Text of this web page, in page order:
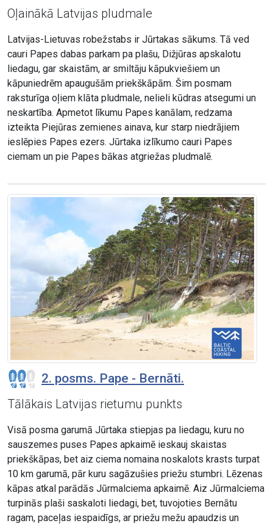
Oļainākā Latvijas pludmale
Latvijas-Lietuvas robežstabs ir Jūrtakas sākums. Tā ved
cauri Papes dabas parkam pa plašu, Dižjūras apskalotu
liedagu, gar skaistām, ar smiltāju kāpukviešiem un
kāpuniedrēm apaugušām priekškāpām. Šim posmam
raksturīga oļiem klāta pludmale, nelieli kūdras atsegumi un
neskartība. Apmetot līkumu Papes kanālam, redzama
izteikta Piejūras zemienes ainava, kur starp niedrājiem
ieslēpies Papes ezers. Jūrtaka izlīkumo cauri Papes
ciemam un pie Papes bākas atgriežas pludmalē.
2. posms. Pape - Bernāti.
Tālākais Latvijas rietumu punkts
Visā posma garumā Jūrtaka stiepjas pa liedagu, kuru no
sauszemes puses Papes apkaimē ieskauj skaistas
priekškāpas, bet aiz ciema nomaina noskalots krasts turpat
10 km garumā, pār kuru sagāzušies priežu stumbri. Lēzenas
kāpas atkal parādās Jūrmalciema apkaimē. Aiz Jūrmalciema
turpinās plaši saskaloti liedagi, bet, tuvojoties Bernātu
ragam, paceļas iespaidīgs, ar priežu mežu apaudzis un